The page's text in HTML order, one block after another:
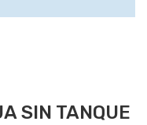
SIN TANQUE